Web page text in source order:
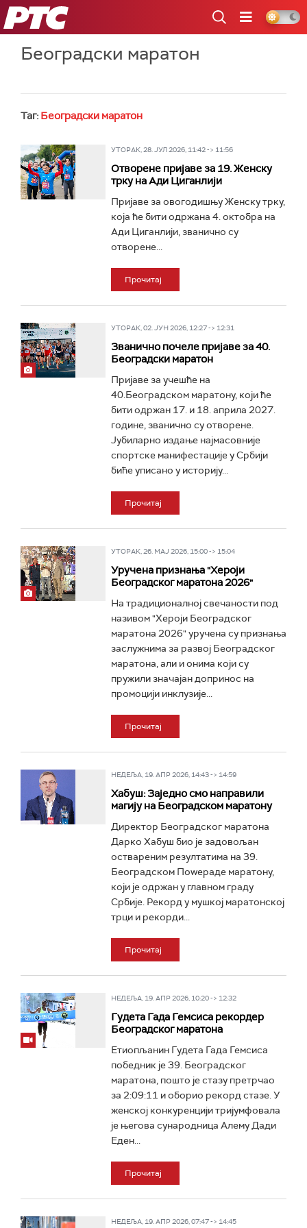
РТС
Београдски маратон
Таг: Београдски маратон
УТОРАК, 28. ЈУЛ 2026, 11:42 -> 11:56
Отворене пријаве за 19. Женску
трку на Ади Циганлији
Пријаве за овогодишњу Женску трку,
која ће бити одржана 4. октобра на
Ади Циганлији, званично су
отворене...
Прочитај
УТОРАК, 02. ЈУН 2026, 12:27 -> 12:31
Званично почеле пријаве за 40.
Београдски маратон
Пријаве за учешће на
40.Београдском маратону, који ће
бити одржан 17. и 18. априла 2027.
године, званично су отворене.
Јубиларно издање најмасовније
спортске манифестације у Србији
биће уписано у историју...
Прочитај
УТОРАК, 26. МАЈ 2026, 15:00 -> 15:04
Уручена признања "Хероји
Београдског маратона 2026"
На традиционалној свечаности под
називом "Хероји Београдског
маратона 2026" уручена су признања
заслужнима за развој Београдског
маратона, али и онима који су
пружили значајан допринос на
промоцији инклузије...
Прочитај
НЕДЕЉА, 19. АПР 2026, 14:43 -> 14:59
Хабуш: Заједно смо направили
магију на Београдском маратону
Директор Београдског маратона
Дарко Хабуш био је задовољан
оствареним резултатима на 39.
Београдском Поwераде маратону,
који је одржан у главном граду
Србије. Рекорд у мушкој маратонској
трци и рекорди...
Прочитај
НЕДЕЉА, 19. АПР 2026, 10:20 -> 12:32
Гудета Гада Гемсиса рекордер
Београдског маратона
Етиопљанин Гудета Гада Гемсиса
победник је 39. Београдског
маратона, пошто је стазу претрчао
за 2:09:11 и оборио рекорд стазе. У
женској конкуренцији тријумфовала
је његова сународница Алему Дади
Еден...
Прочитај
НЕДЕЉА, 19. АПР 2026, 07:47 -> 14:45